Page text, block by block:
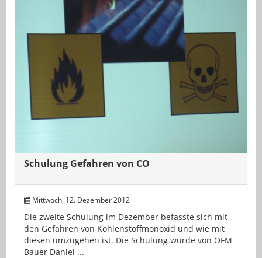
Schulung Gefahren von CO
Mittwoch, 12. Dezember 2012
Die zweite Schulung im Dezember befasste sich mit
den Gefahren von Kohlenstoffmonoxid und wie mit
diesen umzugehen ist. Die Schulung wurde von OFM
Bauer Daniel ...